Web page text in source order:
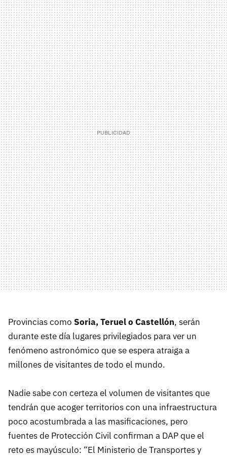
Provincias como Soria, Teruel o Castellón, serán
durante este día lugares privilegiados para ver un
fenómeno astronómico que se espera atraiga a
millones de visitantes de todo el mundo.
Nadie sabe con certeza el volumen de visitantes que
tendrán que acoger territorios con una infraestructura
poco acostumbrada a las masificaciones, pero
fuentes de Protección Civil confirman a DAP que el
reto es mayúsculo: “El Ministerio de Transportes y